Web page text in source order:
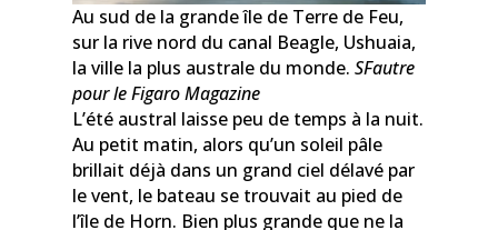
Au sud de la grande île de Terre de Feu,
sur la rive nord du canal Beagle, Ushuaia,
la ville la plus australe du monde. SFautre
pour le Figaro Magazine
L’été austral laisse peu de temps à la nuit.
Au petit matin, alors qu’un soleil pâle
brillait déjà dans un grand ciel délavé par
le vent, le bateau se trouvait au pied de
l’île de Horn. Bien plus grande que ne la